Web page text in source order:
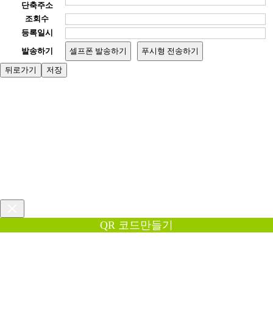
단축주소
조회수
등록일시
발송하기
셀프폰 발송하기 푸시형 전송하기
뒤로가기 저장
QR 코드만들기